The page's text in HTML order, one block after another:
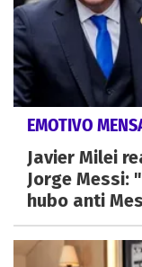
EMOTIVO
Javier Milei
Jorge Messi:
hubo anti